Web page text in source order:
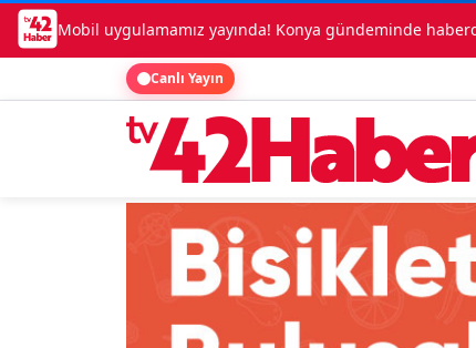
Mobil uygulamamız yayında! Konya gündeminde
Canlı Yayın